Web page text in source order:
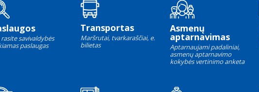
rasite savivaldybės
paslaugas
Transportas
Maršrutai, tvarkaraščiai, e.
bilietas
Asmenų
aptarnavimas
Aptarnaujami padaliniai,
asmenų aptarnavimo
kokybės vertinimo anketa